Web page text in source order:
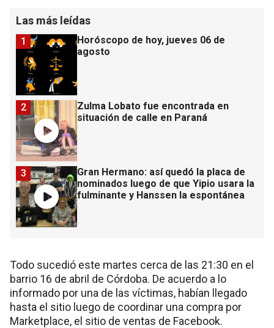
Las más leídas
Horóscopo de hoy, jueves 06 de
agosto
1
Zulma Lobato fue encontrada en
situación de calle en Paraná
2
Gran Hermano: así quedó la placa de
nominados luego de que Yipio usara la
fulminante y Hanssen la espontánea
3
Todo sucedió este martes cerca de las 21:30 en el
barrio 16 de abril de Córdoba. De acuerdo a lo
informado por una de las víctimas, habían llegado
hasta el sitio luego de coordinar una compra por
Marketplace, el sitio de ventas de Facebook.